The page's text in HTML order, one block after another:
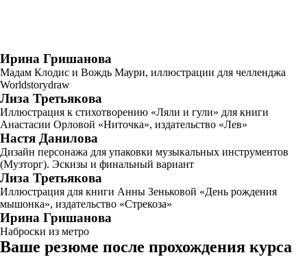
Ирина Гришанова
Мадам Клодис и Вождь Маури, иллюстрации для челленджа
Worldstorydraw
Лиза Третьякова
Иллюстрация к стихотворению «Ляли и гули» для книги
Анастасии Орловой «Ниточка», издательство «Лев»
Настя Данилова
Дизайн персонажа для упаковки музыкальных инструментов
(Музторг). Эскизы и финальный вариант
Лиза Третьякова
Иллюстрация для книги Анны Зеньковой «День рождения
мышонка», издательство «Стрекоза»
Ирина Гришанова
Наброски из метро
Ваше резюме после прохождения курса